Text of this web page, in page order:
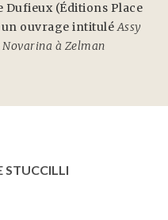
Dufieux (Éditions Place
un ouvrage intituléAssy
à Zelman
STUCCILLI